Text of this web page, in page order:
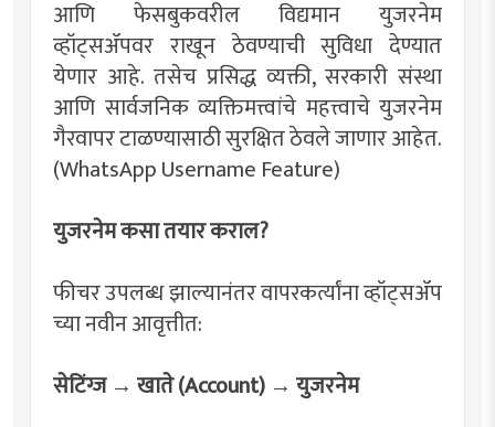
आणि फेसबुकवरील विद्यमान युजरनेम
व्हॉट्सॲपवर राखून ठेवण्याची सुविधा देण्यात
येणार आहे. तसेच प्रसिद्ध व्यक्ती, सरकारी संस्था
आणि सार्वजनिक व्यक्तिमत्त्वांचे महत्त्वाचे युजरनेम
गैरवापर टाळण्यासाठी सुरक्षित ठेवले जाणार आहेत.
(WhatsApp Username Feature)
युजरनेम कसा तयार कराल?
फीचर उपलब्ध झाल्यानंतर वापरकर्त्यांना व्हॉट्सॲप
च्या नवीन आवृत्तीत:
सेटिंग्ज → खाते (Account) → युजरनेम